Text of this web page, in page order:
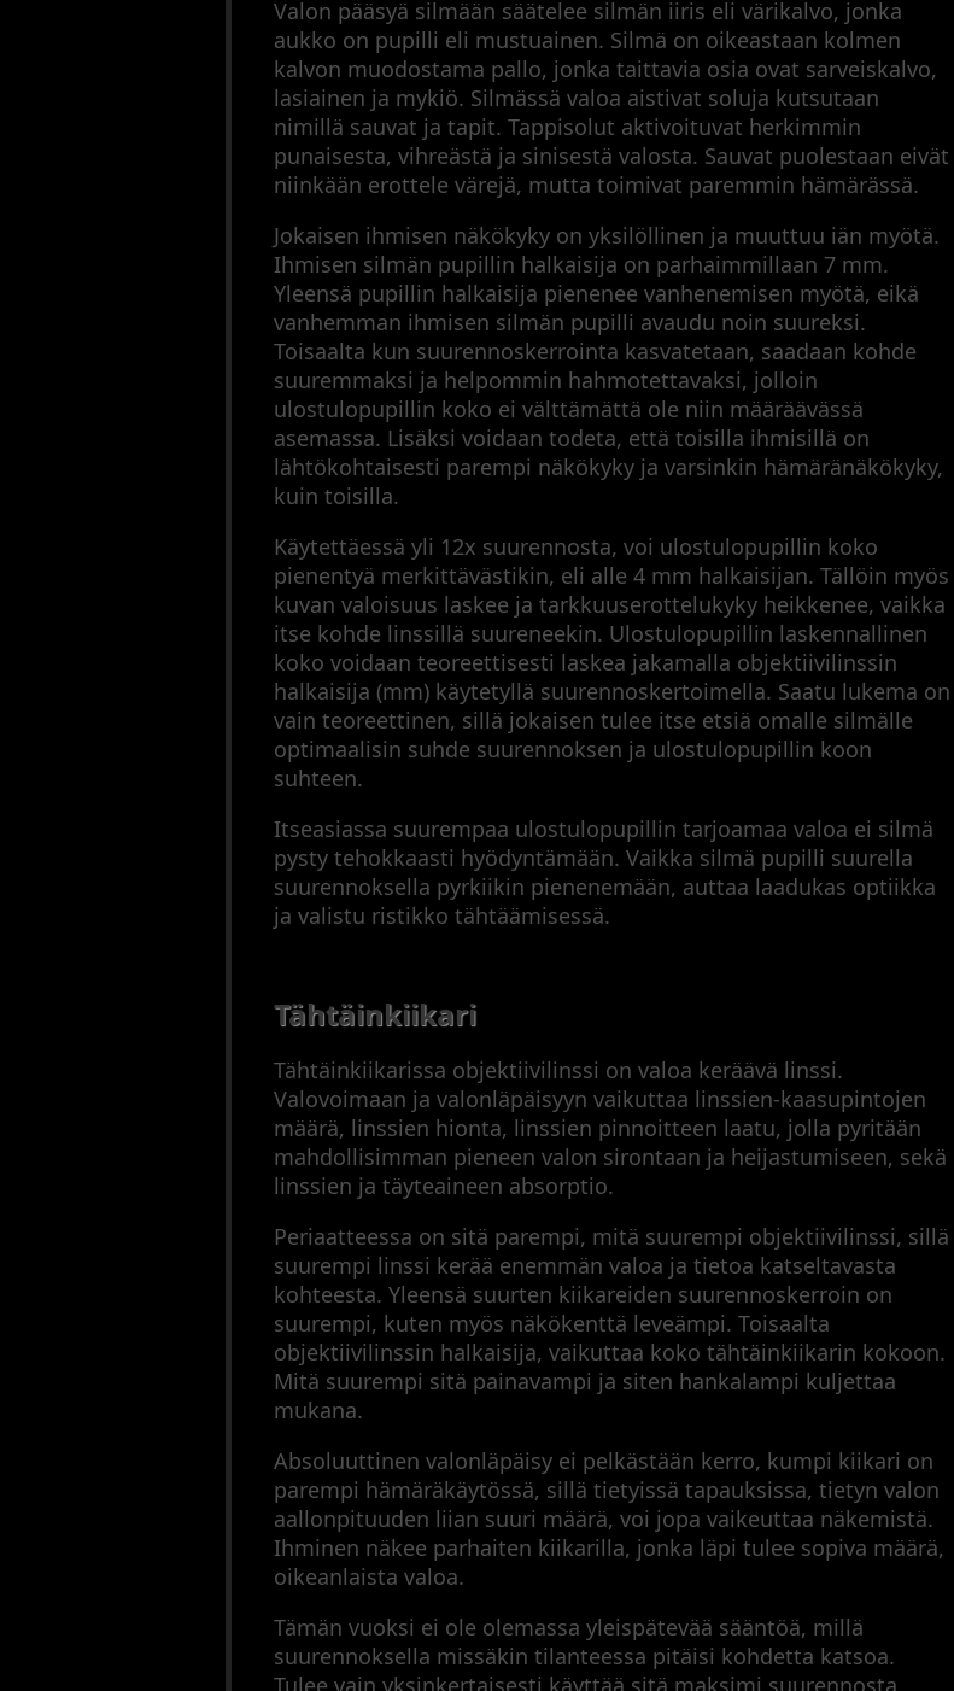
Valon pääsyä silmään säätelee silmän iiris eli värikalvo, jonka
aukko on pupilli eli mustuainen. Silmä on oikeastaan kolmen
kalvon muodostama pallo, jonka taittavia osia ovat sarveiskalvo,
lasiainen ja mykiö. Silmässä valoa aistivat soluja kutsutaan
nimillä sauvat ja tapit. Tappisolut aktivoituvat herkimmin
punaisesta, vihreästä ja sinisestä valosta. Sauvat puolestaan eivät
niinkään erottele värejä, mutta toimivat paremmin hämärässä.
Jokaisen ihmisen näkökyky on yksilöllinen ja muuttuu iän myötä.
Ihmisen silmän pupillin halkaisija on parhaimmillaan 7 mm.
Yleensä pupillin halkaisija pienenee vanhenemisen myötä, eikä
vanhemman ihmisen silmän pupilli avaudu noin suureksi.
Toisaalta kun suurennoskerrointa kasvatetaan, saadaan kohde
suuremmaksi ja helpommin hahmotettavaksi, jolloin
ulostulopupillin koko ei välttämättä ole niin määräävässä
asemassa. Lisäksi voidaan todeta, että toisilla ihmisillä on
lähtökohtaisesti parempi näkökyky ja varsinkin hämäränäkökyky,
kuin toisilla.
Käytettäessä yli 12x suurennosta, voi ulostulopupillin koko
pienentyä merkittävästikin, eli alle 4 mm halkaisijan. Tällöin myös
kuvan valoisuus laskee ja tarkkuuserottelukyky heikkenee, vaikka
itse kohde linssillä suureneekin. Ulostulopupillin laskennallinen
koko voidaan teoreettisesti laskea jakamalla objektiivilinssin
halkaisija (mm) käytetyllä suurennoskertoimella. Saatu lukema on
vain teoreettinen, sillä jokaisen tulee itse etsiä omalle silmälle
optimaalisin suhde suurennoksen ja ulostulopupillin koon
suhteen.
Itseasiassa suurempaa ulostulopupillin tarjoamaa valoa ei silmä
pysty tehokkaasti hyödyntämään. Vaikka silmä pupilli suurella
suurennoksella pyrkiikin pienenemään, auttaa laadukas optiikka
ja valistu ristikko tähtäämisessä.
Tähtäinkiikari
Tähtäinkiikarissa objektiivilinssi on valoa keräävä linssi.
Valovoimaan ja valonläpäisyyn vaikuttaa linssien-kaasupintojen
määrä, linssien hionta, linssien pinnoitteen laatu, jolla pyritään
mahdollisimman pieneen valon sirontaan ja heijastumiseen, sekä
linssien ja täyteaineen absorptio.
Periaatteessa on sitä parempi, mitä suurempi objektiivilinssi, sillä
suurempi linssi kerää enemmän valoa ja tietoa katseltavasta
kohteesta. Yleensä suurten kiikareiden suurennoskerroin on
suurempi, kuten myös näkökenttä leveämpi. Toisaalta
objektiivilinssin halkaisija, vaikuttaa koko tähtäinkiikarin kokoon.
Mitä suurempi sitä painavampi ja siten hankalampi kuljettaa
mukana.
Absoluuttinen valonläpäisy ei pelkästään kerro, kumpi kiikari on
parempi hämäräkäytössä, sillä tietyissä tapauksissa, tietyn valon
aallonpituuden liian suuri määrä, voi jopa vaikeuttaa näkemistä.
Ihminen näkee parhaiten kiikarilla, jonka läpi tulee sopiva määrä,
oikeanlaista valoa.
Tämän vuoksi ei ole olemassa yleispätevää sääntöä, millä
suurennoksella missäkin tilanteessa pitäisi kohdetta katsoa.
Tulee vain yksinkertaisesti käyttää sitä maksimi suurennosta,